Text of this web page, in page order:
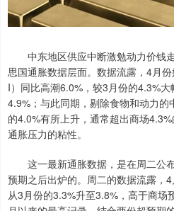
中东地区供应中断激勉动力价钱
思国通胀数据层面。数据流露，4月
I）同比高潮6.0%，较3月份的4.3%
4.9%；与此同期，剔除食物和动力
的4.0%有所上升，通常超出商场
通胀压力的粘性。
这一最新通胀数据，是在周二公
预期之后出炉的。周二的数据流露，
从3月份的3.3%升至3.8%，高于商